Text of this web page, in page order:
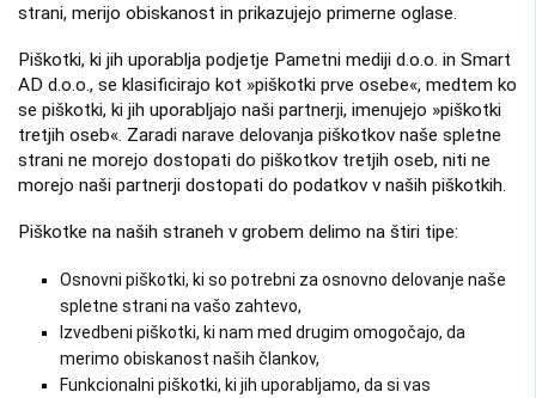
strani, merijo obiskanost in prikazujejo primerne oglase.
Piškotki, ki jih uporablja podjetje Pametni mediji d.o.o. in Smart
AD d.o.o., se klasificirajo kot »piškotki prve osebe«, medtem ko
se piškotki, ki jih uporabljajo naši partnerji, imenujejo »piškotki
tretjih oseb«. Zaradi narave delovanja piškotkov naše spletne
strani ne morejo dostopati do piškotkov tretjih oseb, niti ne
morejo naši partnerji dostopati do podatkov v naših piškotkih.
Piškotke na naših straneh v grobem delimo na štiri tipe:
Osnovni piškotki, ki so potrebni za osnovno delovanje naše
spletne strani na vašo zahtevo,
Izvedbeni piškotki, ki nam med drugim omogočajo, da
merimo obiskanost naših člankov,
Funkcionalni piškotki, ki jih uporabljamo, da si vas